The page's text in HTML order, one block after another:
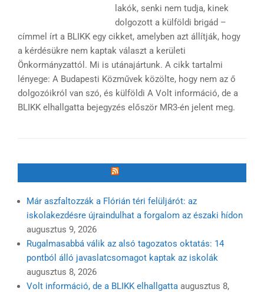
lakók, senki nem tudja, kinek
dolgozott a külföldi brigád –
címmel írt a BLIKK egy cikket, amelyben azt állítják, hogy
a kérdésükre nem kaptak választ a kerületi
Önkormányzattól. Mi is utánajártunk. A cikk tartalmi
lényege: A Budapesti Közművek közölte, hogy nem az ő
dolgozóikról van szó, és külföldi A Volt információ, de a
BLIKK elhallgatta bejegyzés először MR3-én jelent meg.
Már aszfaltozzák a Flórián téri felüljárót: az
iskolakezdésre újraindulhat a forgalom az északi hídon
augusztus 9, 2026
Rugalmasabbá válik az alsó tagozatos oktatás: 14
pontból álló javaslatcsomagot kaptak az iskolák
augusztus 8, 2026
Volt információ, de a BLIKK elhallgatta augusztus 8,